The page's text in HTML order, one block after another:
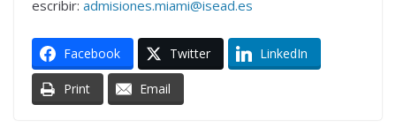
escribir: admisiones.miami@isead.es
Facebook Twitter LinkedIn
Print Email